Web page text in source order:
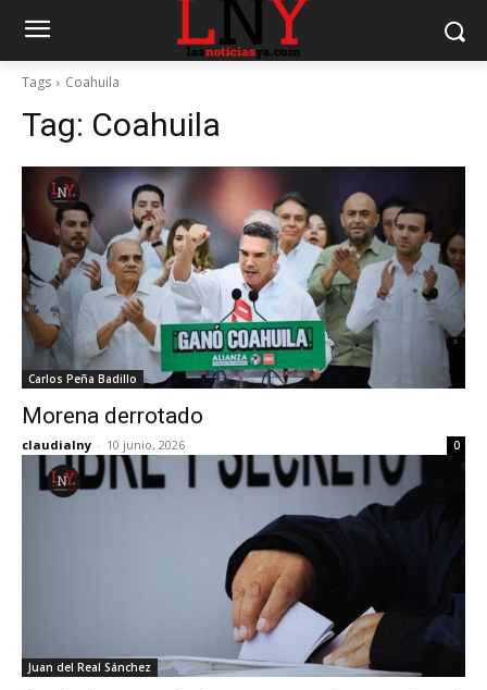
Tags Coahuila
Tag: Coahuila
Carlos Peña Badillo
Morena derrotado
claudialny - 10 junio, 2026 0
Juan del Real Sánchez